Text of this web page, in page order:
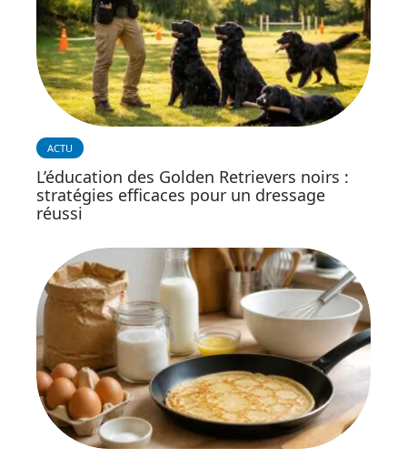
ACTU
L’éducation des Golden Retrievers noirs :
stratégies efficaces pour un dressage
réussi